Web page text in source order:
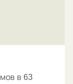
в 63